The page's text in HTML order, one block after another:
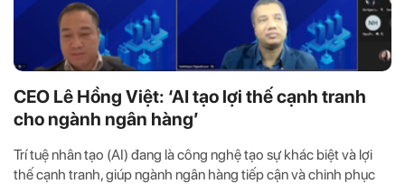
CEO Lê Hồng Việt: ‘AI tạo lợi thế cạnh tranh
cho ngành ngân hàng’
Trí tuệ nhân tạo (AI) đang là công nghệ tạo sự khác biệt và lợi
thế cạnh tranh, giúp ngành ngân hàng tiếp cận và chinh phục